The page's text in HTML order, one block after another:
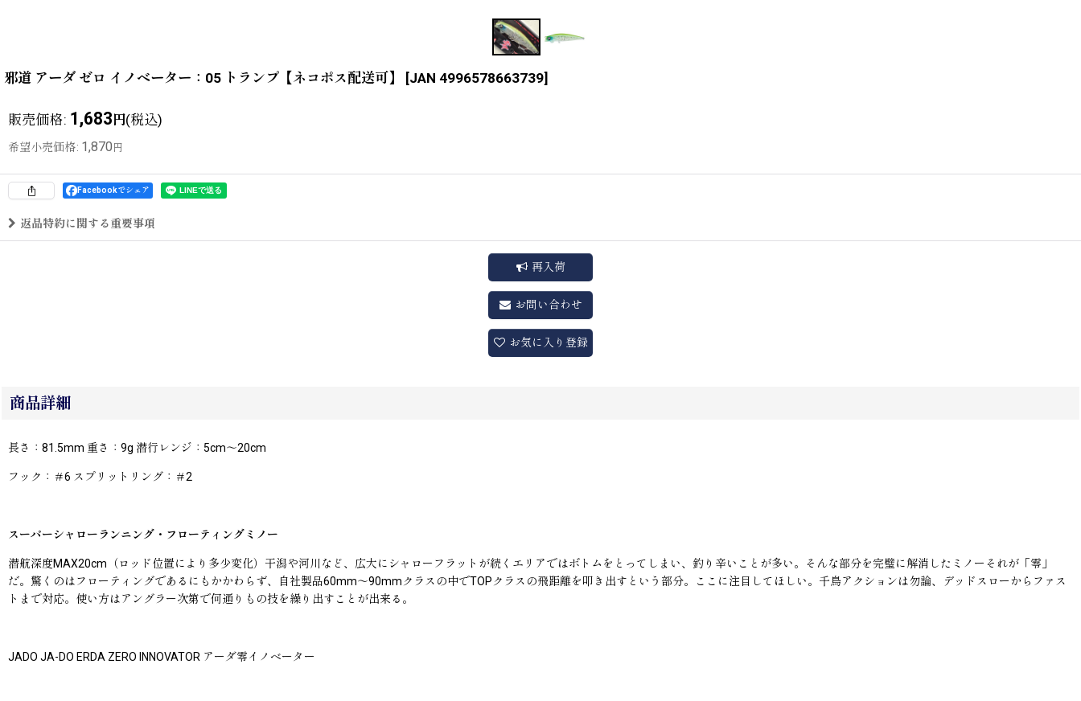
邪道 アーダ ゼロ イノベーター：05 トランプ【ネコポス配送可】 [JAN 4996578663739]
販売価格: 1,683円(税込)
希望小売価格: 1,870 円
Facebookでシェア
返品特約に関する重要事項
再入荷
お問い合わせ
お気に入り登録
商品詳細
長さ：81.5mm 重さ：9g 潜行レンジ：5cm〜20cm
フック：＃6 スプリットリング：＃2
スーパーシャローランニング・フローティングミノー
潜航深度MAX20cm（ロッド位置により多少変化）干潟や河川など、広大にシャローフラットが続くエリアではボトムをとってしまい、釣り辛いことが多い。そんな部分を完璧に解消したミノーそれが「零」
だ。驚くのはフローティングであるにもかかわらず、自社製品60mm〜90mmクラスの中でTOPクラスの飛距離を叩き出すという部分。ここに注目してほしい。千鳥アクションは勿論、デッドスローからファス
トまで対応。使い方はアングラー次第で何通りもの技を繰り出すことが出来る。
JADO JA-DO ERDA ZERO INNOVATOR アーダ零イノベーター